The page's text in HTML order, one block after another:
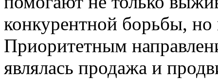
конкурентной борьбы, но
Приоритетным
являлась продажа и